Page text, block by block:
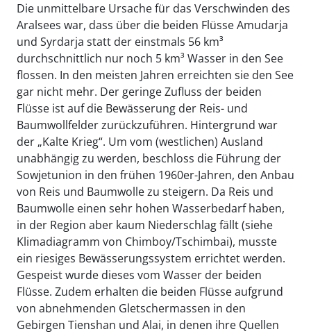
Die unmittelbare Ursache für das Verschwinden des
Aralsees war, dass über die beiden Flüsse Amudarja
und Syrdarja statt der einstmals 56 km³
durchschnittlich nur noch 5 km³ Wasser in den See
flossen. In den meisten Jahren erreichten sie den See
gar nicht mehr. Der geringe Zufluss der beiden
Flüsse ist auf die Bewässerung der Reis- und
Baumwollfelder zurückzuführen. Hintergrund war
der „Kalte Krieg“. Um vom (westlichen) Ausland
unabhängig zu werden, beschloss die Führung der
Sowjetunion in den frühen 1960er-Jahren, den Anbau
von Reis und Baumwolle zu steigern. Da Reis und
Baumwolle einen sehr hohen Wasserbedarf haben,
in der Region aber kaum Niederschlag fällt (siehe
Klimadiagramm von Chimboy/Tschimbai), musste
ein riesiges Bewässerungssystem errichtet werden.
Gespeist wurde dieses vom Wasser der beiden
Flüsse. Zudem erhalten die beiden Flüsse aufgrund
von abnehmenden Gletschermassen in den
Gebirgen Tienshan und Alai, in denen ihre Quellen